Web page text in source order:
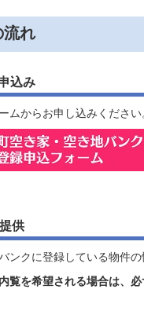
流れ
込み
ムからお申し込みください
供
ンクに登録している物件
覧を希望される場合は、